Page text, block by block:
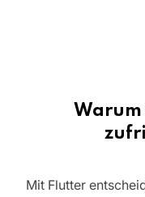
Warum
Mit Flutter